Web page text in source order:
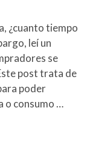
¿cuanto tiempo
leí un
se
post trata de
poder
o consumo …